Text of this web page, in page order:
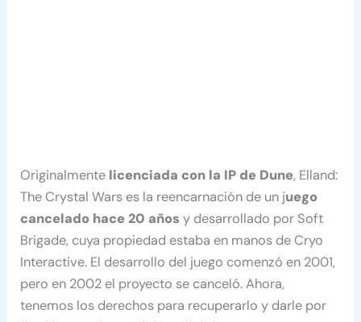
Originalmente licenciada con la IP de Dune, Elland:
The Crystal Wars es la reencarnación de un juego
cancelado hace 20 años y desarrollado por Soft
Brigade, cuya propiedad estaba en manos de Cryo
Interactive. El desarrollo del juego comenzó en 2001,
pero en 2002 el proyecto se canceló. Ahora,
tenemos los derechos para recuperarlo y darle por